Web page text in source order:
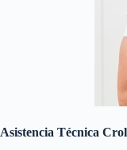
Asistencia Técnica